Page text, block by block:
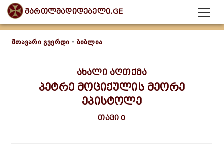
მართლმადიდებელი.GE
მთავარი გვერდი - ბიბლია
ახალი აღთქმა
პეტრე მოციქულის მეორე
ეპისტოლე
თავი 0